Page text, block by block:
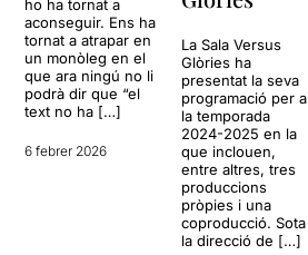
ho ha tornat a
aconseguir. Ens ha
tornat a atrapar en
un monòleg en el
que ara ningú no li
podrà dir que “el
text no ha […]
6 febrer 2026
La Sala Versus
Glòries ha
presentat la seva
programació per a
la temporada
2024-2025 en la
que inclouen,
entre altres, tres
produccions
pròpies i una
coproducció. Sota
la direcció de […]